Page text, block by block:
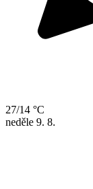
27/14 °C
neděle 9. 8.